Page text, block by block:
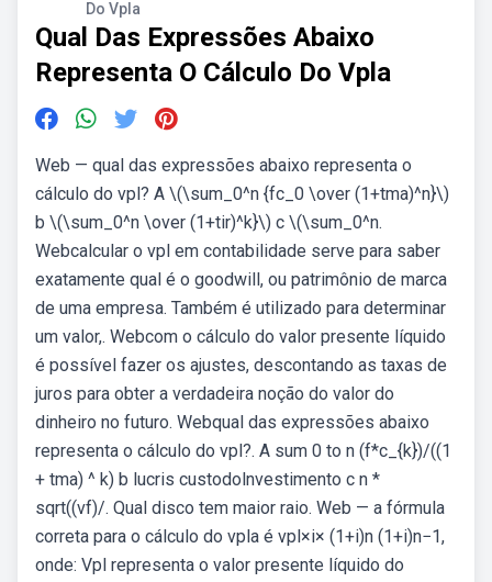
Do Vpla
Qual Das Expressões Abaixo
Representa O Cálculo Do Vpla
Web — qual das expressões abaixo representa o
cálculo do vpl? A \(\sum_0^n {fc_0 \over (1+tma)^n}\)
b \(\sum_0^n \over (1+tir)^k}\) c \(\sum_0^n.
Webcalcular o vpl em contabilidade serve para saber
exatamente qual é o goodwill, ou patrimônio de marca
de uma empresa. Também é utilizado para determinar
um valor,. Webcom o cálculo do valor presente líquido
é possível fazer os ajustes, descontando as taxas de
juros para obter a verdadeira noção do valor do
dinheiro no futuro. Webqual das expressões abaixo
representa o cálculo do vpl?. Α sum 0 to n (f*c_{k})/((1
+ tma) ^ k) b lucris custodolnvestimento c n *
sqrt((vf)/. Qual disco tem maior raio. Web — a fórmula
correta para o cálculo do vpla é vpl×i× (1+i)n (1+i)n−1,
onde: Vpl representa o valor presente líquido do